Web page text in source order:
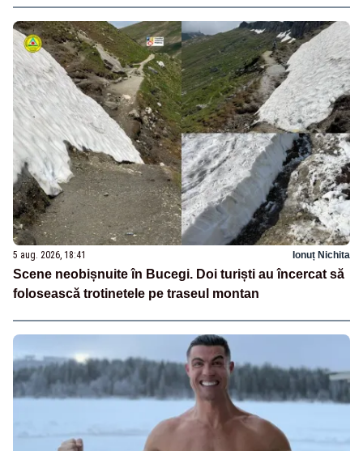
5 aug. 2026, 18:41 Ionuț Nichita
Scene neobișnuite în Bucegi. Doi turiști au încercat să
folosească trotinetele pe traseul montan